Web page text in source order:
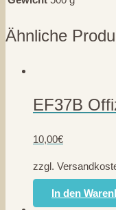
Ähnliche
EF37B
10,00€
zzgl.
In den